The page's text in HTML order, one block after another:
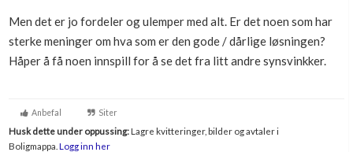
Men det er jo fordeler og ulemper med alt. Er det noen som har
sterke meninger om hva som er den gode / dårlige løsningen?
Håper å få noen innspill for å se det fra litt andre synsvinkker.
Anbefal Siter
Husk dette under oppussing:Lagre kvitteringer, bilder og avtaler i
Boligmappa. Logg inn her